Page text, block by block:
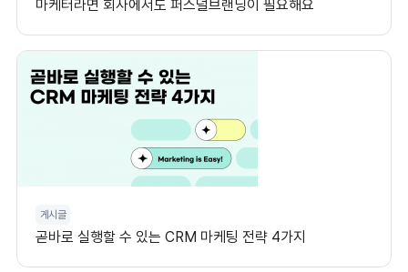
마케터라면 회사에서도 퍼스널브랜딩이 필요해요
게시글
곧바로 실행할 수 있는 CRM 마케팅 전략 4가지